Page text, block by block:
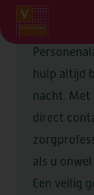
HOME
OVER
ZORG &
hulp altijd
nacht. Met
direct
als u
Een veilig